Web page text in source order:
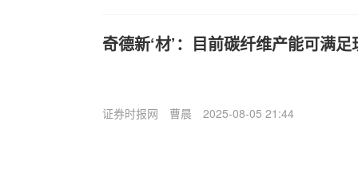
奇德新‘材’：目前碳纤维产能可满
证券时报网 曹晨 2025-08-05 21:44